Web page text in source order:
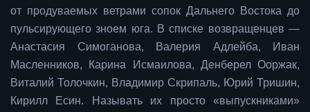
от продуваемых ветрами сопок Дальнего Востока до
пульсирующего зноем юга. В списке возвращенцев —
Анастасия Симоганова, Валерия Адлейба, Иван
Масленников, Карина Исмаилова, Денберел Ооржак,
Виталий Толочкин, Владимир Скрипаль, Юрий Тришин,
Кирилл Есин. Называть их просто «выпускниками»